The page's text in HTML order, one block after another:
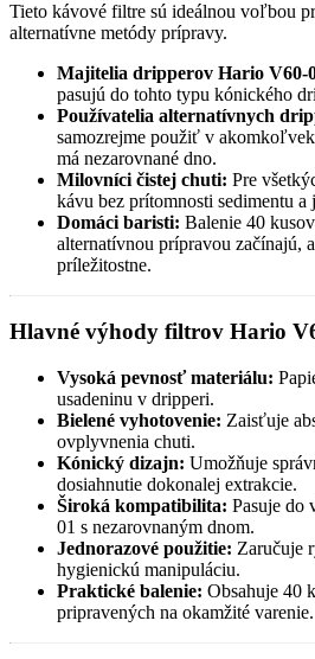
Tieto kávové filtre sú ideálnou voľbou
alternatívne metódy prípravy.
Majitelia dripperov Hario V60-
pasujú do tohto typu kónického
Používatelia alternatívnych
samozrejme použiť v
má nezarovnané dno.
Milovníci čistej chuti: Pre
kávu bez prítomnosti sedimentu a
Domáci baristi: Balenie 40
alternatívnou prípravou začínajú,
príležitostne.
Hlavné výhody filtrov Hario
Vysoká pevnosť materiálu:
usadeninu v dripperi.
Bielené vyhotovenie: Zaisťuje
ovplyvnenia chuti.
Kónický dizajn: Umožňuje
dosiahnutie dokonalej extrakcie.
Široká kompatibilita: Pasuje do
01 s nezarovnaným dnom.
Jednorazové použitie: Zaručuje
hygienickú manipuláciu.
Praktické balenie: Obsahuje 40
pripravených na okamžité varenie.